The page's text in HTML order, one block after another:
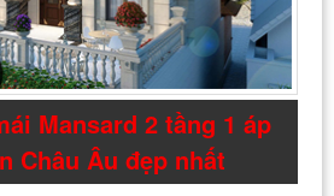
Mansard 2 tầng 1 áp
Châu Âu đẹp nhất